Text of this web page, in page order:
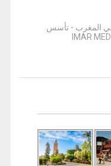
في المغرب - تأسس